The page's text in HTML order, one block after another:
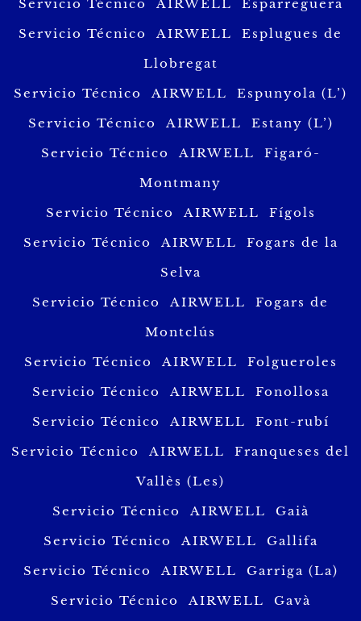
Servicio Técnico AIRWELL Esparreguera
Servicio Técnico AIRWELL Esplugues de
Llobregat
Servicio Técnico AIRWELL Espunyola (L’)
Servicio Técnico AIRWELL Estany (L’)
Servicio Técnico AIRWELL Figaró-
Montmany
Servicio Técnico AIRWELL Fígols
Servicio Técnico AIRWELL Fogars de la
Selva
Servicio Técnico AIRWELL Fogars de
Montclús
Servicio Técnico AIRWELL Folgueroles
Servicio Técnico AIRWELL Fonollosa
Servicio Técnico AIRWELL Font-rubí
Servicio Técnico AIRWELL Franqueses del
Vallès (Les)
Servicio Técnico AIRWELL Gaià
Servicio Técnico AIRWELL Gallifa
Servicio Técnico AIRWELL Garriga (La)
Servicio Técnico AIRWELL Gavà